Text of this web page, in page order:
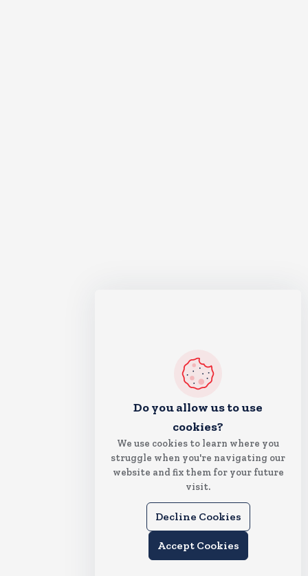
Do you allow us to use
cookies?
We use cookies to learn where you
struggle when you're navigating our
website and fix them for your future
visit.
Decline Cookies
Accept Cookies